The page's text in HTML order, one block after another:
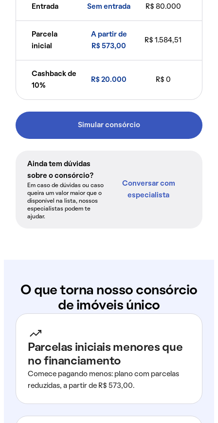
Entrada Sem entrada R$ 80.000
Parcela
inicial
A partir de
R$ 573,00
R$ 1.584,51
Cashback de
10%
R$ 20.000 R$ 0
Simular consórcio
Ainda tem dúvidas
sobre o consórcio?
Em caso de dúvidas ou caso
queira um valor maior que o
disponível na lista, nossos
especialistas podem te
ajudar.
Conversar com
especialista
O que torna nosso consórcio
de imóveis único
Parcelas iniciais menores que
no financiamento
Comece pagando menos: plano com parcelas
reduzidas, a partir de R$ 573,00.